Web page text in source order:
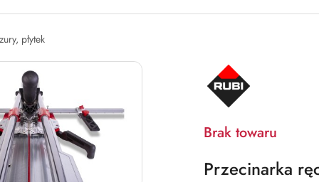
płytek
NAZWA
PRODUCENTA:
RUBI
Brak towaru
Przecinarka